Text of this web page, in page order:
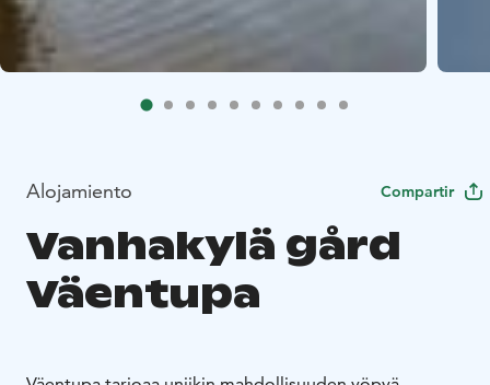
Alojamiento Compartir
Vanhakylä gård
Väentupa